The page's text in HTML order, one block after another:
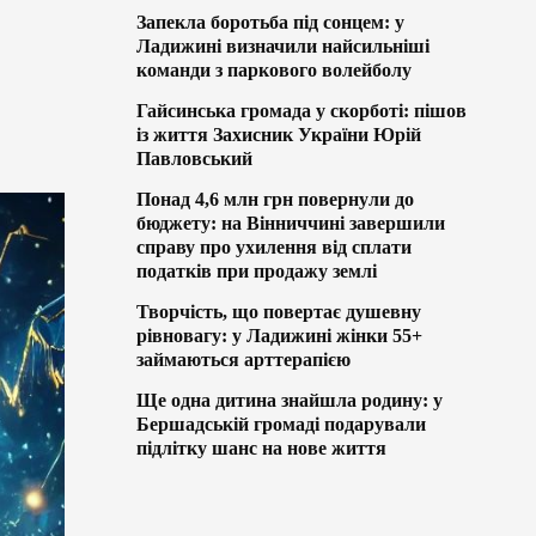
Запекла боротьба під сонцем: у
Ладижині визначили найсильніші
команди з паркового волейболу
Гайсинська громада у скорботі: пішов
із життя Захисник України Юрій
Павловський
Понад 4,6 млн грн повернули до
бюджету: на Вінниччині завершили
справу про ухилення від сплати
податків при продажу землі
Творчість, що повертає душевну
рівновагу: у Ладижині жінки 55+
займаються арттерапією
Ще одна дитина знайшла родину: у
Бершадській громаді подарували
підлітку шанс на нове життя